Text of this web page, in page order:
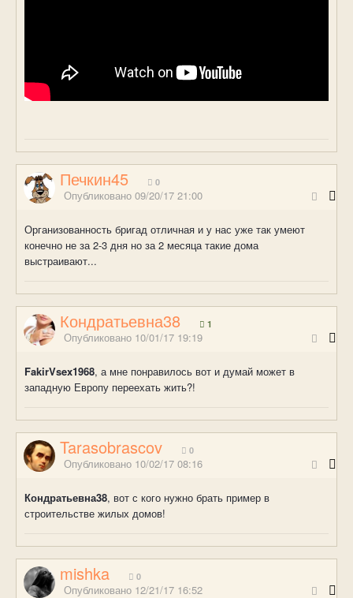
Печкин45 0
Опубликовано 09/20/17 21:00
Организованность бригад отличная и у нас уже так умеют
конечно не за 2-3 дня но за 2 месяца такие дома
выстраивают...
Кондратьевна38 1
Опубликовано 10/01/17 19:19
FakirVsex1968, а мне понравилось вот и думай может в
западную Европу переехать жить?!
Tarasobrascov 0
Опубликовано 10/02/17 08:16
Кондратьевна38, вот с кого нужно брать пример в
строительстве жилых домов!
mishka 0
Опубликовано 12/21/17 16:52